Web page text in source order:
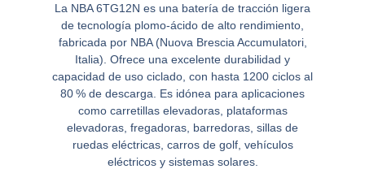
La NBA 6TG12N es una batería de tracción ligera
de tecnología plomo-ácido de alto rendimiento,
fabricada por NBA (Nuova Brescia Accumulatori,
Italia). Ofrece una excelente durabilidad y
capacidad de uso ciclado, con hasta 1200 ciclos al
80 % de descarga. Es idónea para aplicaciones
como carretillas elevadoras, plataformas
elevadoras, fregadoras, barredoras, sillas de
ruedas eléctricas, carros de golf, vehículos
eléctricos y sistemas solares.